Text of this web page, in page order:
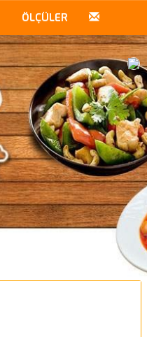
ÖLÇÜLER